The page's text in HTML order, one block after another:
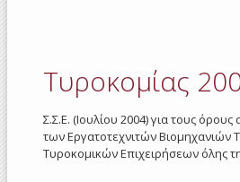
Τυροκομίας
Σ.Σ.Ε. (Ιουλίου 2004) για τους όρους
των Εργατοτεχνιτών Βιομηχανιών
Τυροκομικών Επιχειρήσεων όλης